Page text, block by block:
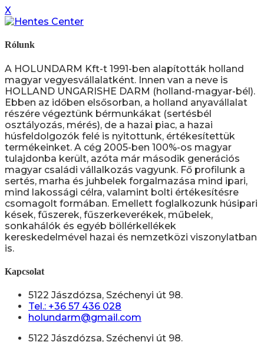
X
Rólunk
A HOLUNDARM Kft-t 1991-ben alapították holland
magyar vegyesvállalatként. Innen van a neve is
HOLLAND UNGARISHE DARM (holland-magyar-bél).
Ebben az időben elsősorban, a holland anyavállalat
részére végeztünk bérmunkákat (sertésbél
osztályozás, mérés), de a hazai piac, a hazai
húsfeldolgozók felé is nyitottunk, értékesítettük
termékeinket. A cég 2005-ben 100%-os magyar
tulajdonba került, azóta már második generációs
magyar családi vállalkozás vagyunk. Fő profilunk a
sertés, marha és juhbelek forgalmazása mind ipari,
mind lakossági célra, valamint bolti értékesítésre
csomagolt formában. Emellett foglalkozunk húsipari
kések, fűszerek, fűszerkeverékek, műbelek,
sonkahálók és egyéb böllérkellékek
kereskedelmével hazai és nemzetközi viszonylatban
is.
Kapcsolat
5122 Jászdózsa, Széchenyi út 98.
Tel.: +36 57 436 028
holundarm@gmail.com
5122 Jászdózsa, Széchenyi út 98.